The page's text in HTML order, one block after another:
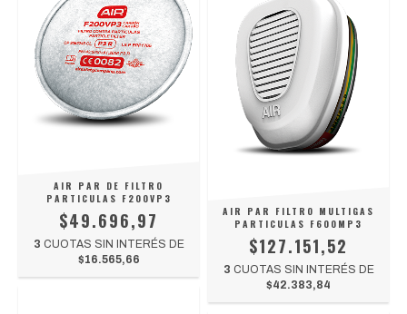
AIR PAR DE FILTRO
PARTICULAS F200VP3
$49.696,97
3 CUOTAS SIN INTERÉS DE
$16.565,66
AIR PAR FILTRO MULTIGAS
PARTICULAS F600MP3
$127.151,52
3 CUOTAS SIN INTERÉS DE
$42.383,84